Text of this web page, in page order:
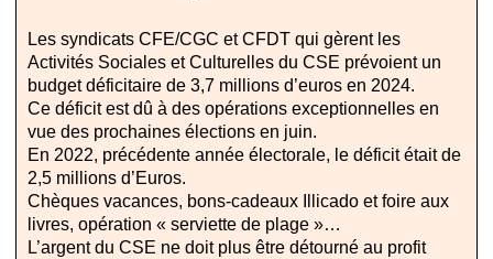
Les syndicats CFE/CGC et CFDT qui gèrent les
Activités Sociales et Culturelles du CSE prévoient un
budget déficitaire de 3,7 millions d’euros en 2024.
Ce déficit est dû à des opérations exceptionnelles en
vue des prochaines élections en juin.
En 2022, précédente année électorale, le déficit était de
2,5 millions d’Euros.
Chèques vacances, bons-cadeaux Illicado et foire aux
livres, opération « serviette de plage »…
L’argent du CSE ne doit plus être détourné au profit